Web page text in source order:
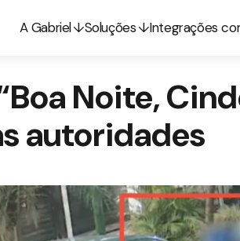
A Gabriel Soluções Integrações
Noite,
autoridades